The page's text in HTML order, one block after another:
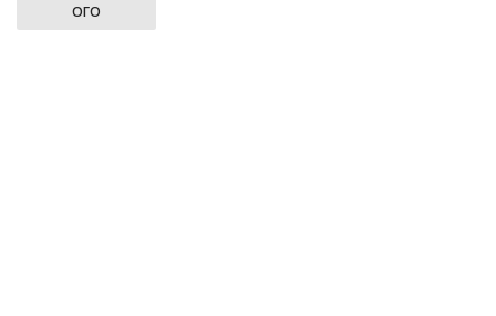
ОГО